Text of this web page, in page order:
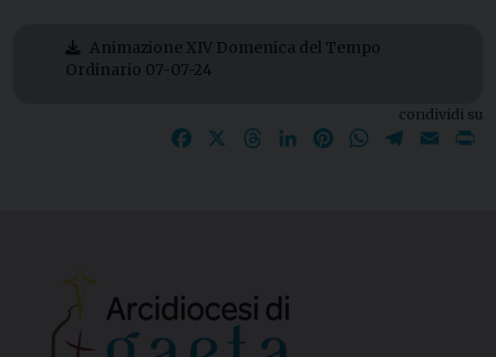
Animazione XIV Domenica del Tempo
Ordinario 07-07-24
condividi su
Facebook ThreadsLinkedInPinterestWhatsApp
Telegram
Email